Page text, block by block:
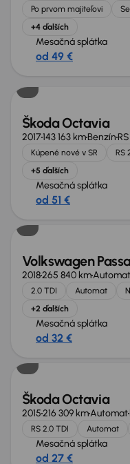
Po prvom majiteľovi
+4 ďalších
Mesačná splátka
od 49 €
Škoda Octavia
2017143 163 kmBenzín
Kúpené nové v SR RS
+5 ďalších
Mesačná splátka
od 51 €
Zlacnené o 1 700 €
Volkswagen
2018265 840 kmAutomat
2.0 TDI Automat
+2 ďalších
Mesačná splátka
od 32 €
Zlacnené o 600 €
Škoda Octavia
2015216 309 kmAutomat
RS 2.0 TDI Automat
Mesačná splátka
od 27 €